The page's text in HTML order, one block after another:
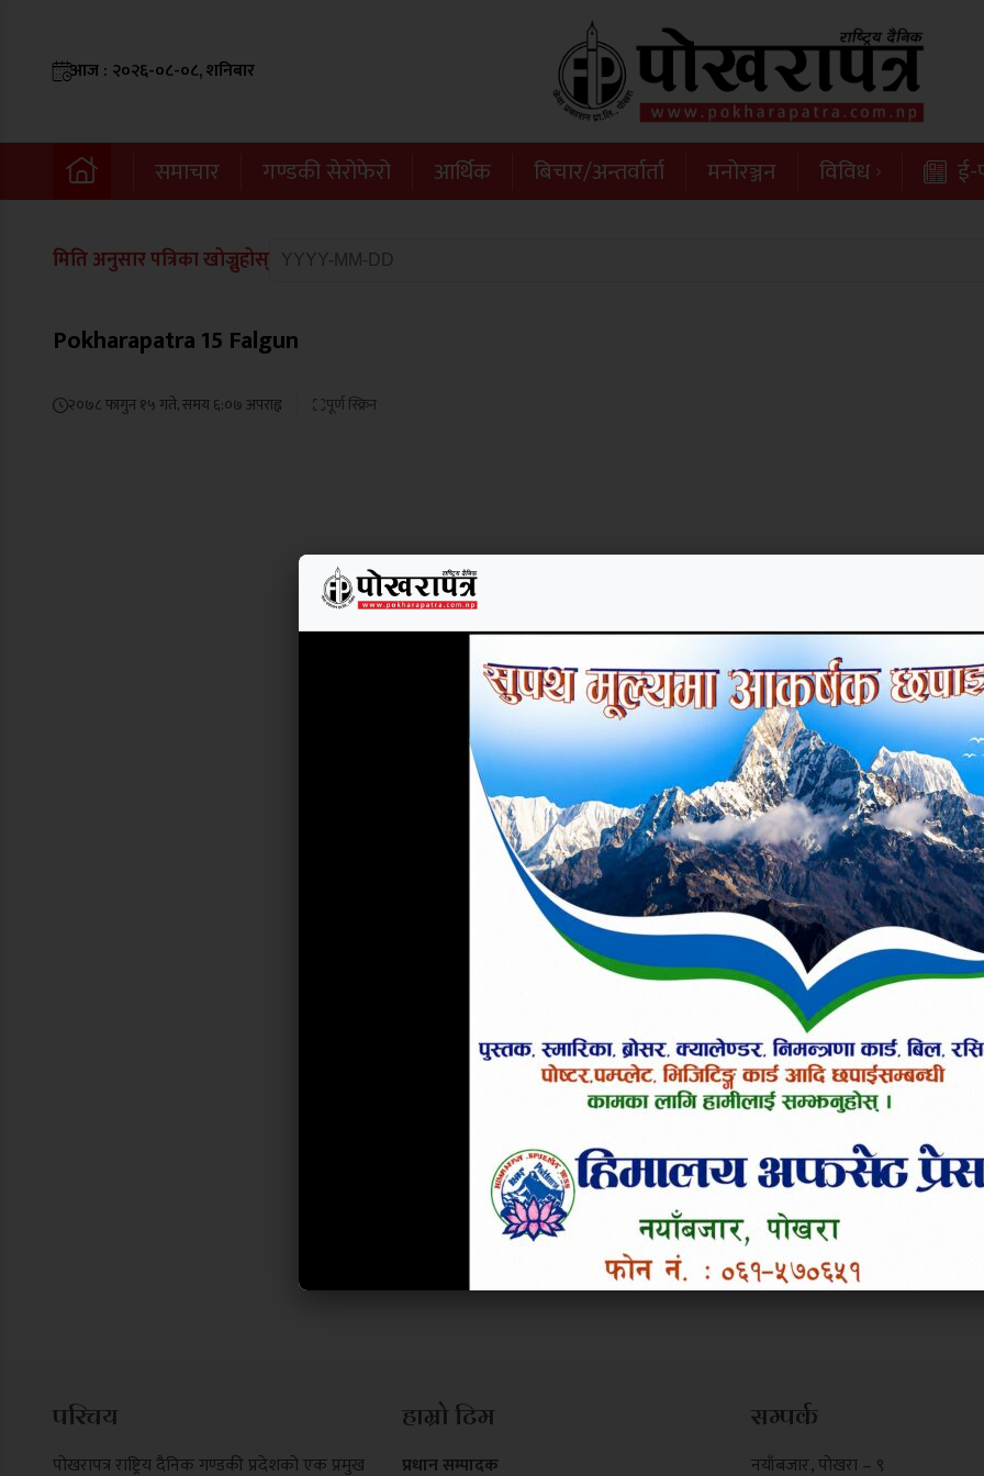
आज : २०२६-०८-०८, शनिबार
समाचार गण्डकी सेरोफेरो आर्थिक बिचार/अन्तर्वार्ता मनोरञ्जन विविध ई-
मिति अनुसार पत्रिका खोज्नुहोस्
Pokharapatra 15 Falgun
२०७८ फागुन १५ गते, समय ६:०७ अपराह्न पूर्ण स्क्रिन
परिचय
पोखरापत्र राष्ट्रिय दैनिक गण्डकी प्रदेशको एक प्रमुख
हाम्रो टिम
प्रधान सम्पादक
सम्पर्क
नयाँबजार , पोखरा – ९